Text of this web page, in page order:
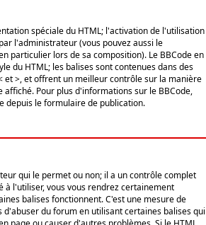
spéciale du HTML; l'activation de l'utilisation
l'administrateur (vous pouvez aussi le
particulier lors de sa composition). Le BBCode en
du HTML; les balises sont contenues dans des
et >, et offrent un meilleur contrôle sur la manière
affiché. Pour plus d'informations sur le BBCode,
depuis le formulaire de publication.
qui le permet ou non; il a un contrôle complet
à l'utiliser, vous vous rendrez certainement
balises fonctionnent. C'est une mesure de
d'abuser du forum en utilisant certaines balises qui